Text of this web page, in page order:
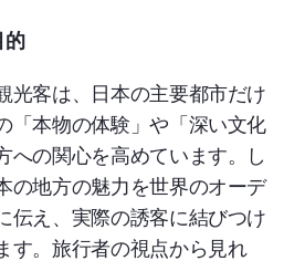
的
光客は、日本の主要都市だけ
「本物の体験」や「深い文化
への関心を高めています。し
の地方の魅力を世界のオーデ
伝え、実際の誘客に結びつけ
す。旅行者の視点から見れ